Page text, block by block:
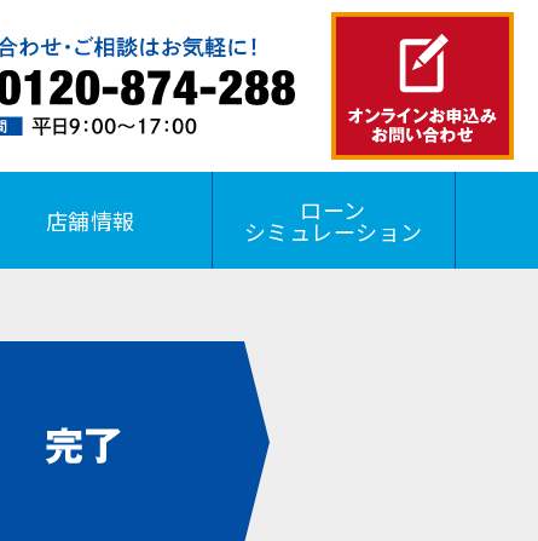
店舗情報 ローン
シミュレーション